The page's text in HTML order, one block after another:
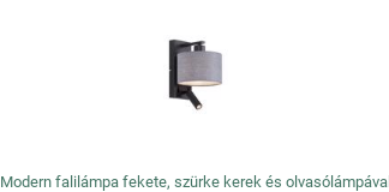
Modern falilámpa fekete, szürke kerek és olvasólámpával